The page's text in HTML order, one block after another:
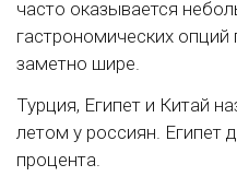
часто оказывается
гастрономических опций
заметно шире.
Турция, Египет и Китай
летом у россиян. Египет
процента.